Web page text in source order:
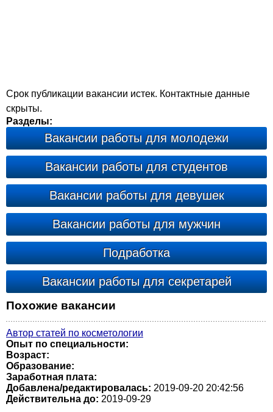
Срок публикации вакансии истек. Контактные данные
скрыты.
Разделы:
Вакансии работы для молодежи
Вакансии работы для студентов
Вакансии работы для девушек
Вакансии работы для мужчин
Подработка
Вакансии работы для секретарей
Похожие вакансии
Автор статей по косметологии
Опыт по специальности:
Возраст:
Образование:
Заработная плата:
Добавлена/редактировалась: 2019-09-20 20:42:56
Действительна до: 2019-09-29